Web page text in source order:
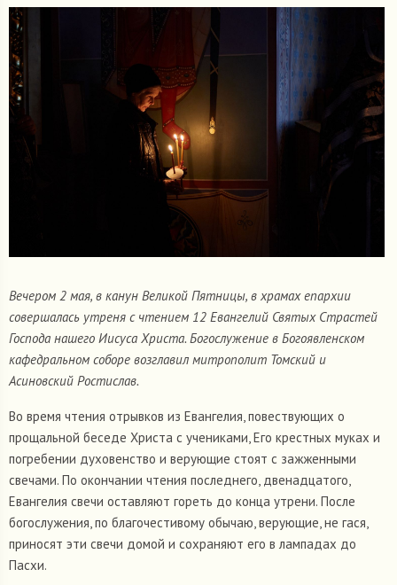
Вечером 2 мая, в канун Великой Пятницы, в храмах епархии
совершалась утреня с чтением 12 Евангелий Святых Страстей
Господа нашего Иисуса Христа. Богослужение в Богоявленском
кафедральном соборе возглавил митрополит Томский и
Асиновский Ростислав.
Во время чтения отрывков из Евангелия, повествующих о
прощальной беседе Христа с учениками, Его крестных муках и
погребении духовенство и верующие стоят с зажженными
свечами. По окончании чтения последнего, двенадцатого,
Евангелия свечи оставляют гореть до конца утрени. После
богослужения, по благочестивому обычаю, верующие, не гася,
приносят эти свечи домой и сохраняют его в лампадах до
Пасхи.